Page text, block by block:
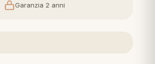
Garanzia 2 anni